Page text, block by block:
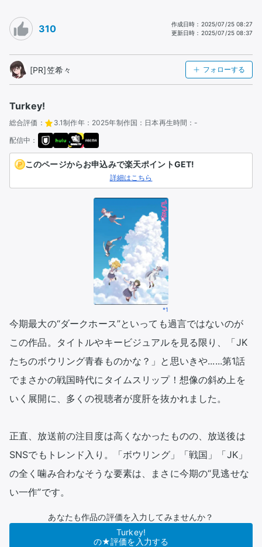
310 作成日時 ： 2025/07/25 08:27
更新日時 ： 2025/07/25 08:37
[PR]笠希々 フォローする
Turkey!
総合評価： 3.1制作年： 2025年制作国： 日本再生時間： -
配信中：
このページからお申込みで楽天ポイントGET!
詳細はこちら
*1
今期最大の“ダークホース”といっても過言ではないのが
この作品。タイトルやキービジュアルを見る限り、「JK
たちのボウリング青春ものかな？」と思いきや......第1話
でまさかの戦国時代にタイムスリップ！想像の斜め上を
いく展開に、多くの視聴者が度肝を抜かれました。
正直、放送前の注目度は高くなかったものの、放送後は
SNSでもトレンド入り。「ボウリング」「戦国」「JK」
の全く噛み合わなそうな要素は、まさに今期の“見逃せな
い一作”です。
あなたも作品の評価を入力してみませんか？
Turkey!
の★評価を入力する